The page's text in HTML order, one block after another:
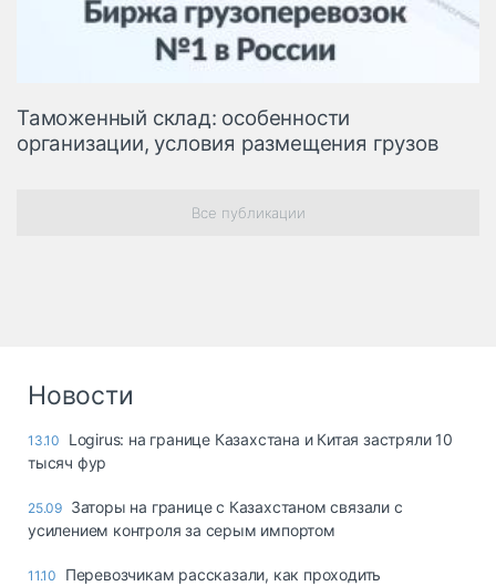
Таможенный склад: особенности
организации, условия размещения грузов
Все публикации
Новости
13.10
Logirus: на границе Казахстана и Китая застряли 10
тысяч фур
25.09 Заторы на границе с Казахстаном связали с
усилением контроля за серым импортом
11.10
Перевозчикам рассказали, как проходить